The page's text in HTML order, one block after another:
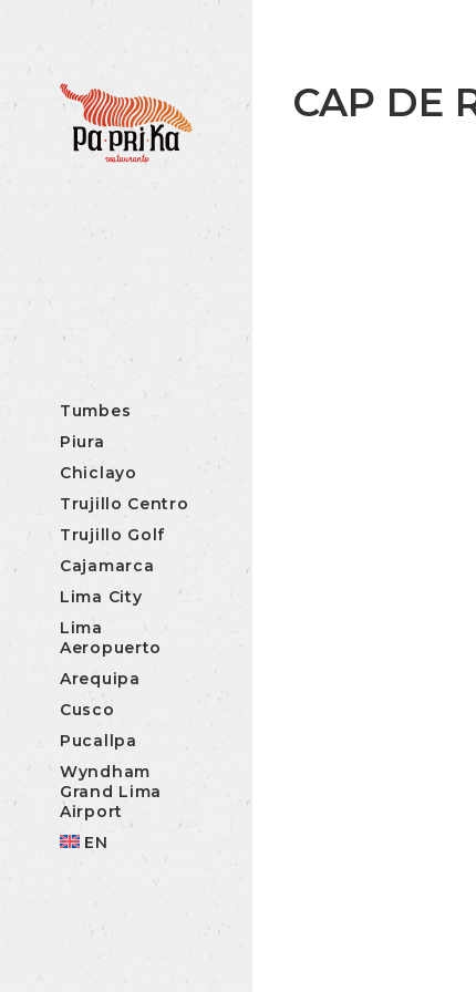
Tumbes
Piura
Chiclayo
Trujillo Centro
Trujillo Golf
Cajamarca
Lima City
Lima
Aeropuerto
Arequipa
Cusco
Pucallpa
Wyndham
Grand Lima
Airport
EN
CAP DE